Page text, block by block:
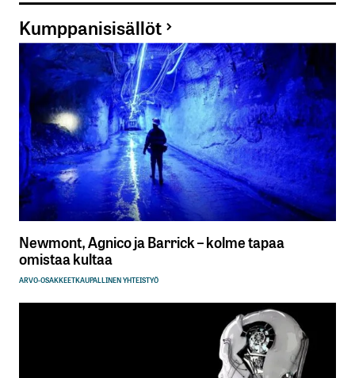
Kumppanisisällöt
Newmont, Agnico ja Barrick – kolme tapaa
omistaa kultaa
ARVO-OSAKKEETKAUPALLINEN YHTEISTYÖ